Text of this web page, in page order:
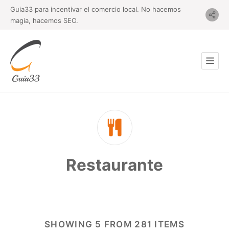
Guia33 para incentivar el comercio local. No hacemos
magia, hacemos SEO.
Restaurante
SHOWING 5 FROM 281 ITEMS